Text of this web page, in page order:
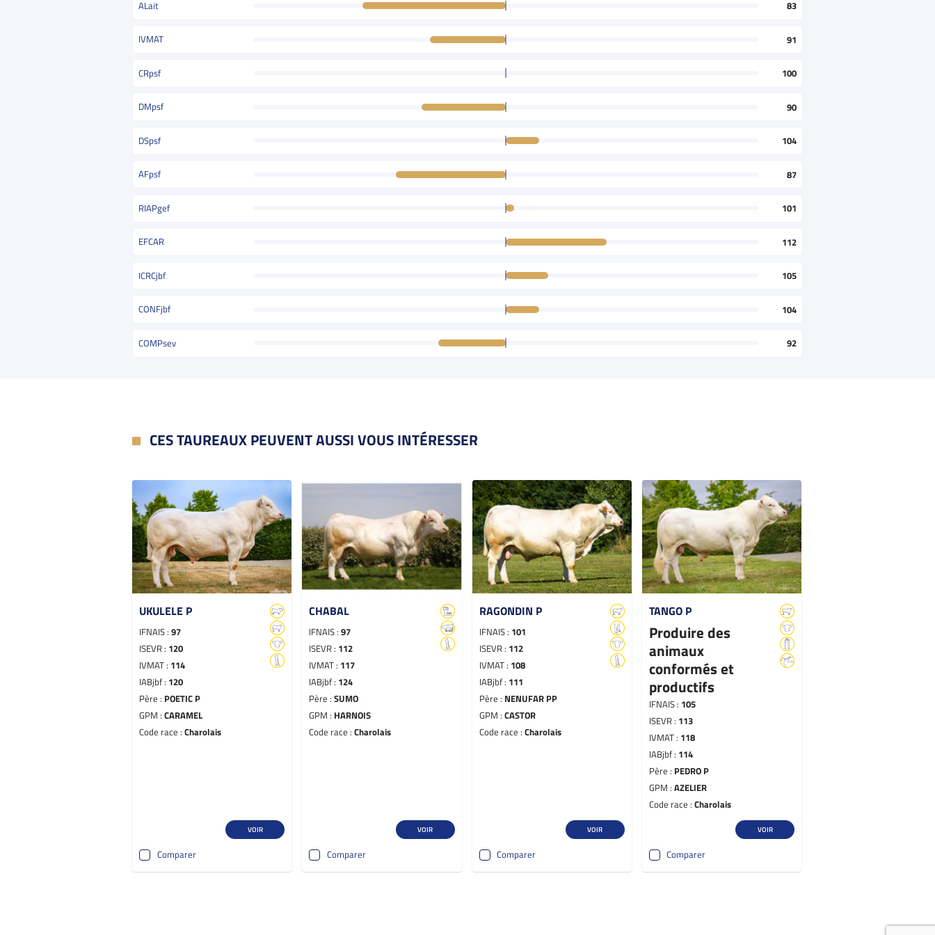
ALait 83
IVMAT 91
CRpsf 100
DMpsf 90
DSpsf 104
AFpsf 87
RIAPgef 101
EFCAR 112
ICRCjbf 105
CONFjbf 104
COMPsev 92
CES TAUREAUX PEUVENT AUSSI VOUS INTÉRESSER
UKULELE P
IFNAIS :97
ISEVR : 120
IVMAT : 114
IABjbf : 120
Père : POETIC P
GPM :CARAMEL
Code race :Charolais
VOIR
Comparer
CHABAL
IFNAIS :97
ISEVR : 112
IVMAT : 117
IABjbf : 124
Père :SUMO
GPM : HARNOIS
Code race :Charolais
VOIR
Comparer
RAGONDIN P
IFNAIS : 101
ISEVR : 112
IVMAT : 108
IABjbf : 111
Père : NENUFAR PP
GPM : CASTOR
Code race : Charolais
VOIR
Comparer
TANGO P
Produire des
animaux
conformés et
productifs
IFNAIS : 105
ISEVR : 113
IVMAT : 118
IABjbf : 114
Père : PEDRO P
GPM : AZELIER
Code race : Charolais
VOIR
Comparer